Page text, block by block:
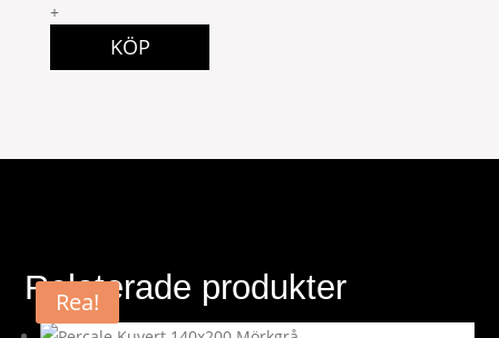
quantity
+
KÖP
Relaterade produkter
Rea!